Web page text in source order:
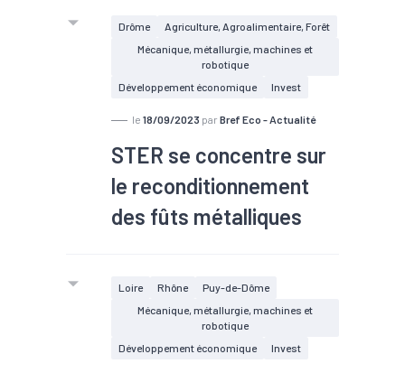
Drôme
Agriculture, Agroalimentaire, Forêt
Mécanique, métallurgie, machines et
robotique
Développement économique
Invest
le 18/09/2023 par Bref Eco - Actualité
STER se concentre sur
le reconditionnement
des fûts métalliques
Loire Rhône
Puy-de-Dôme
Mécanique, métallurgie, machines et
robotique
Développement économique
Invest